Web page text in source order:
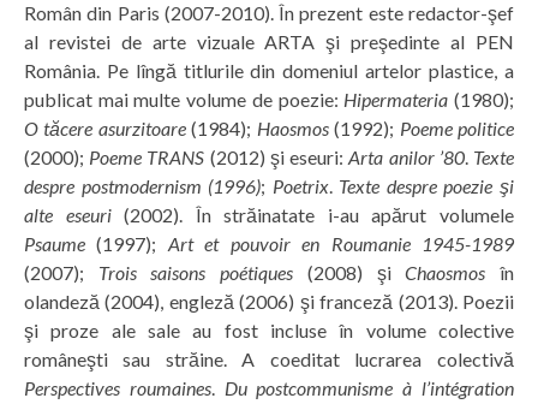
Român din Paris (2007-2010). În prezent este redactor-şef
al revistei de arte vizuale ARTA şi preşedinte al PEN
România. Pe lîngă titlurile din domeniul artelor plastice, a
publicat mai multe volume de poezie: Hipermateria (1980);
O tăcere asurzitoare(1984); Haosmos(1992); Poeme politice
(2000); Poeme TRANS (2012) şi eseuri:Arta anilor ’80. Texte
despre postmodernism (1996); Poetrix. Texte despre poezie şi
alte eseuri(2002). În străinatate i-au apărut volumele
Psaume(1997); Art et pouvoir en Roumanie 1945-1989
(2007); Trois saisons poétiques (2008) şiChaosmos în
olandeză (2004), engleză (2006) şi franceză (2013). Poezii
şi proze ale sale au fost incluse în volume colective
româneşti sau străine. A coeditat lucrarea colectivă
Perspectives roumaines.Du postcommunisme à l’intégration